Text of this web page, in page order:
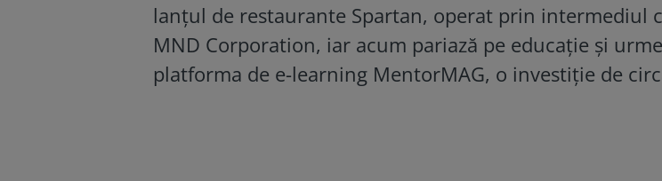
lanţul de restaurante Spartan, operat prin intermediul
MND Corporation, iar acum pariază pe educaţie şi
platforma de e-learning MentorMAG, o investiţie de